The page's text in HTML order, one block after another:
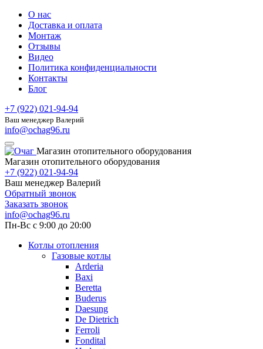
О нас
Доставка и оплата
Монтаж
Отзывы
Видео
Политика конфиденциальности
Контакты
Блог
+7 (922) 021-94-94
Ваш менеджер Валерий
info@ochag96.ru
Магазин отопительного оборудования
Магазин отопительного оборудования
+7 (922) 021-94-94
Ваш менеджер Валерий
Обратный звонок
Заказать звонок
info@ochag96.ru
Пн-Вс с 9:00 до 20:00
Котлы отопления
Газовые котлы
Arderia
Baxi
Beretta
Buderus
Daesung
De Dietrich
Ferroli
Fondital